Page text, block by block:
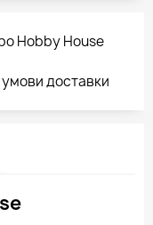
Hobby House
доставки